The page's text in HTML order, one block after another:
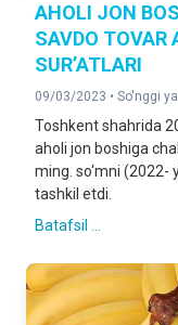
AHOLI JON
SAVDO TOVAR
SUR’ATLARI
09/03/2023 • So'nggi
Toshkent shahrida
aholi jon boshiga
ming. so‘mni (2022-
tashkil etdi.
Batafsil ...